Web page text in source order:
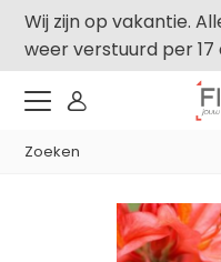
Wij zijn op vakantie.
weer verstuurd per 17